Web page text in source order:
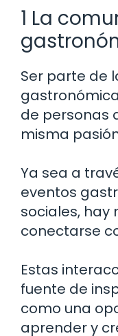
1 La
Ser parte de
de personas
misma
Ya sea a
eventos
sociales, hay
conectarse
Estas
fuente de
como una
aprender y